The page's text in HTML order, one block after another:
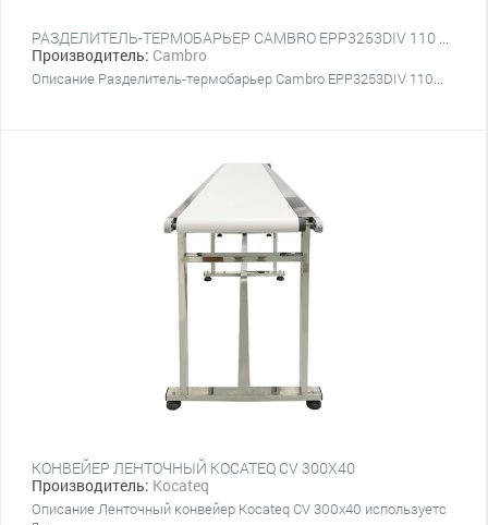
РАЗДЕЛИТЕЛЬ-ТЕРМОБАРЬЕР CAMBRO EPP3253DIV 110 ЧЕРНЫЙ
Производитель: Cambro
Описание Разделитель-термобарьер Cambro EPP3253DIV 110...
КОНВЕЙЕР ЛЕНТОЧНЫЙ KOCATEQ CV 300Х40
Производитель: Kocateq
Описание Ленточный конвейер Kocateq CV 300х40 используетс